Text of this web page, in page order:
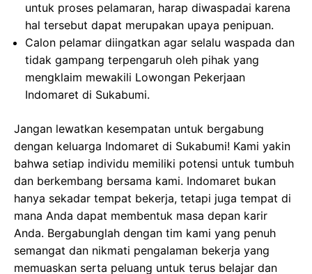
untuk proses pelamaran, harap diwaspadai karena
hal tersebut dapat merupakan upaya penipuan.
Calon pelamar diingatkan agar selalu waspada dan
tidak gampang terpengaruh oleh pihak yang
mengklaim mewakili Lowongan Pekerjaan
Indomaret di Sukabumi.
Jangan lewatkan kesempatan untuk bergabung
dengan keluarga Indomaret di Sukabumi! Kami yakin
bahwa setiap individu memiliki potensi untuk tumbuh
dan berkembang bersama kami. Indomaret bukan
hanya sekadar tempat bekerja, tetapi juga tempat di
mana Anda dapat membentuk masa depan karir
Anda. Bergabunglah dengan tim kami yang penuh
semangat dan nikmati pengalaman bekerja yang
memuaskan serta peluang untuk terus belajar dan